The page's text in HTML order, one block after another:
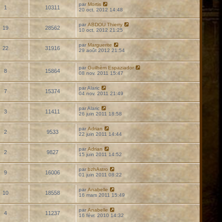
1 10311
par Mortis
20 oct. 2012 14:48
19 28562
par ABDOU Thierry
10 oct. 2012 21:25
22 31916
par Marguerite
29 août 2012 21:54
8 15864
par Guilhèm Espaziador
08 nov. 2011 15:47
7 15374
parAlaric
04 nov. 2011 21:49
3 11411
parAlaric
26 juin 2011 18:58
2 9533
par Adrian
22 juin 2011 14:44
2 9827
par Adrian
15 juin 2011 14:52
9 16006
par bzhAstro
01 juin 2011 08:22
10 18558
par Anabelle
16 mars 2011 15:49
4 11237
par Anabelle
16 févr. 2010 14:32